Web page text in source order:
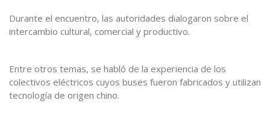
Durante el encuentro, las autoridades dialogaron sobre el
intercambio cultural, comercial y productivo.
Entre otros temas, se habló de la experiencia de los
colectivos eléctricos cuyos buses fueron fabricados y utilizan
tecnología de origen chino.